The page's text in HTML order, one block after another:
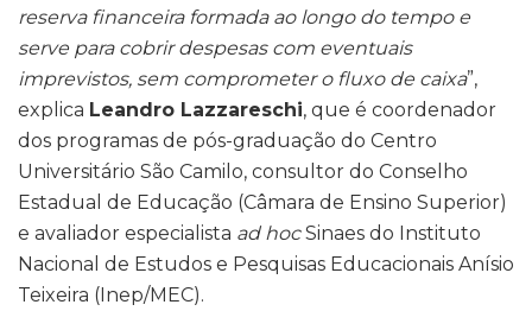
reserva financeira formada ao longo do tempo e
serve para cobrir despesas com eventuais
imprevistos, sem comprometer o fluxo de caixa”,
explica Leandro Lazzareschi, que é coordenador
dos programas de pós-graduação do Centro
Universitário São Camilo, consultor do Conselho
Estadual de Educação (Câmara de Ensino Superior)
e avaliador especialista ad hocSinaes do Instituto
Nacional de Estudos e Pesquisas Educacionais Anísio
Teixeira (Inep/MEC).